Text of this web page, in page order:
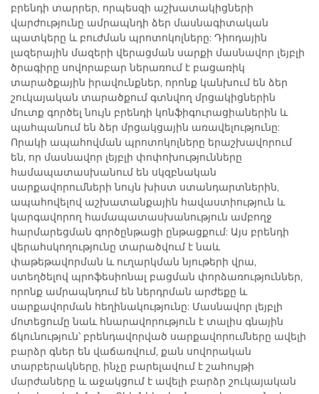
բրենդի տարրեր, որպեսզի աշխատակիցների
վարժությունը ամրապնդի ձեր մասնագիտական
պատկերը և բուժման պրոտոկոլները: Դիոդային
լազերային մազերի վերացման սարքի մասնավոր լեյբլի
ծրագիրը սովորաբար ներառում է բացառիկ
տարածքային իրավունքներ, որոնք կանխում են ձեր
շուկայական տարածքում գտնվող մրցակիցներին
մուտք գործել նույն բրենդի կոնֆիգուրացիաներին և
պահպանում են ձեր մրցակցային առավելությունը:
Որակի ապահովման պրոտոկոլները երաշխավորում
են, որ մասնավոր լեյբլի փոփոխությունները
համապատասխանում են սկզբնական
սարքավորումների նույն խիստ ստանդարտներին,
ապահովելով աշխատանքային հավաստիություն և
կարգավորող համապատասխանություն ամբողջ
հարմարեցման գործընթացի ընթացքում: Այս բրենդի
վերահսկողությունը տարածվում է նաև
փաթեթավորման և ուղարկման նյութերի վրա,
ստեղծելով պրոֆեսիոնալ բացման փորձառություններ,
որոնք ամրապնդում են ներդրման արժեքը և
սարքավորման հեղինակությունը: Մասնավոր լեյբլի
մոտեցումը նաև հնարավորություն է տալիս գնային
ճկունություն՝ բրենդավորված սարքավորումները ավելի
բարձր գներ են վաճառվում, քան սովորական
տարբերակները, ինչը բարելավում է շահույթի
մարժաները և աջակցում է ավելի բարձր շուկայական